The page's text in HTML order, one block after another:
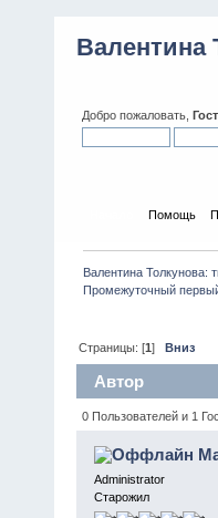
Валентина
Добро пожаловать,
Помощь
Валентина Толкунова:
Промежуточный
Страницы: [1]Вниз
Автор
(фрагмент)
0 Пользователей и 1
Administrator
Старожил